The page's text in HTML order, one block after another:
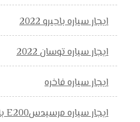
ايجار سياره باجيرو 2022
ايجار سياره توسان 2022
ايجار سياره فاخره
ايجار سياره مرسيدسE200 بالسائق